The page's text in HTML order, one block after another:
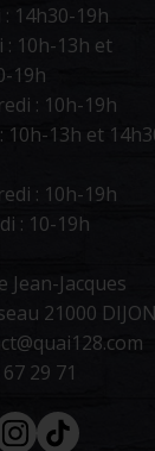
: 14h30-19h
: 10h-13h et
19h
: 10h-19h
10h-13h et
: 10h-19h
: 10-19h
Jean-Jacques
21000 DIJON
67 29 71
Instagram
Tiktok